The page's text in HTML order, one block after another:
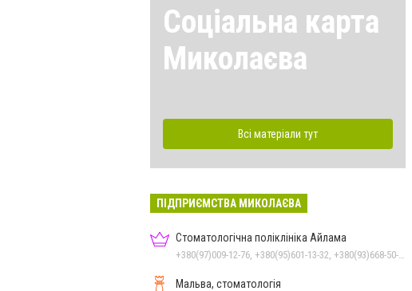
Соціальна карта
Миколаєва
Всі матеріали тут
ПІДПРИЄМСТВА МИКОЛАЄВА
Стоматологічна поліклініка Айлама
Мальва, стоматологія